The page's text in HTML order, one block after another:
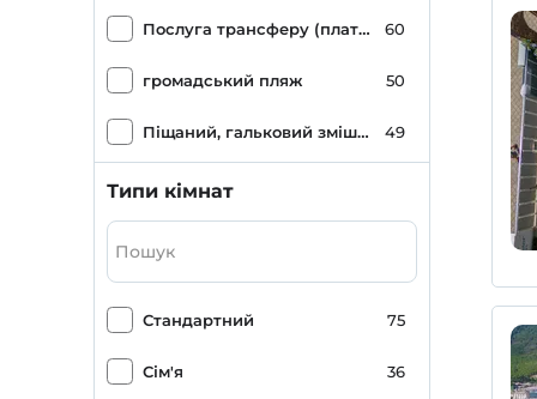
Послуга трансферу (платна) 60
громадський пляж 50
Піщаний, гальковий змішаний пляж 49
морський пейзаж
саду 32
Типи кімнат
Стандартний 75
Сім'я 36